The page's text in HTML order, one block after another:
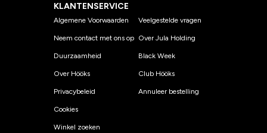
KLANTENSERVICE
Algemene Voorwaarden
Neem contact met ons op
Duurzaamheid
Over Hööks
Privacybeleid
Cookies
Winkel zoeken
Veelgestelde vragen
Over Jula Holding
Black Week
Club Hööks
Annuleer bestelling